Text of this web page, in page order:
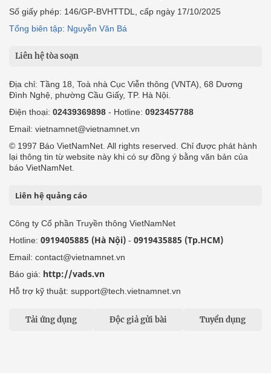
Số giấy phép: 146/GP-BVHTTDL, cấp ngày 17/10/2025
Tổng biên tập: Nguyễn Văn Bá
Liên hệ tòa soạn
Địa chỉ: Tầng 18, Toà nhà Cục Viễn thông (VNTA), 68 Dương
Đình Nghệ, phường Cầu Giấy, TP. Hà Nội.
Điện thoại: 02439369898 - Hotline: 0923457788
Email: vietnamnet@vietnamnet.vn
© 1997 Báo VietNamNet. All rights reserved. Chỉ được phát hành
lại thông tin từ website này khi có sự đồng ý bằng văn bản của
báo VietNamNet.
Liên hệ quảng cáo
Công ty Cổ phần Truyền thông VietNamNet
Hotline: 0919405885 (Hà Nội) - 0919435885 (Tp.HCM)
Email: contact@vietnamnet.vn
Báo giá: http://vads.vn
Hỗ trợ kỹ thuật: support@tech.vietnamnet.vn
Tải ứng dụng Độc giả gửi bài Tuyển dụng